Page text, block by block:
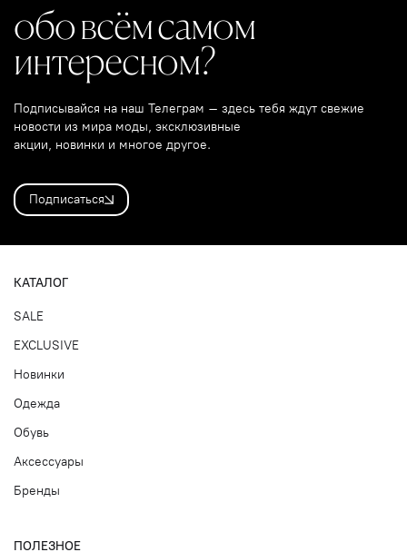
обо всём самом
интересном?
Подписывайся на наш Телеграм – здесь тебя ждут свежие
новости из мира моды, эксклюзивные
акции, новинки и многое другое.
Подписаться
КАТАЛОГ
SALE
EXCLUSIVE
Новинки
Одежда
Обувь
Аксессуары
Бренды
ПОЛЕЗНОЕ